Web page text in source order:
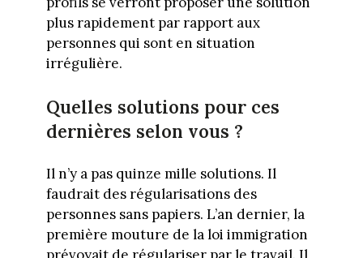
plus rapidement par rapport aux
personnes qui sont en situation
irrégulière.
Quelles solutions pour ces
dernières selon vous ?
Il n’y a pas quinze mille solutions. Il
faudrait des régularisations des
personnes sans papiers. L’an dernier, la
première mouture de la loi immigration